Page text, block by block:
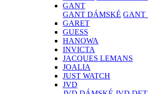
GANT
GANT DÁMSKÉ GANT
GARET
GUESS
HANOWA
INVICTA
JACQUES LEMANS
JOALIA
JUST WATCH
JVD